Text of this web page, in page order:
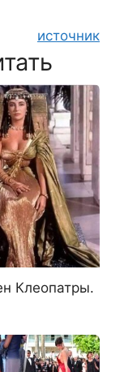
источник
Клеопатры.